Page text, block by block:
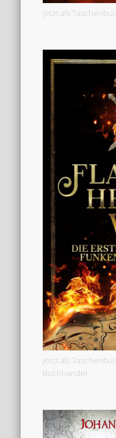
Jetzt als
Jetzt als
Buchhandel